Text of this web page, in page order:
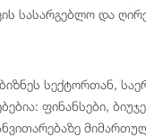
სასარგებლო და
სექტორთან,
ფინანსები,